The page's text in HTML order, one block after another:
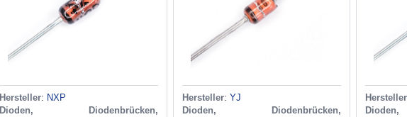
Hersteller: NXP
Dioden, Diodenbrücken,
Hersteller: YJ
Dioden, Diodenbrücken,
Hersteller